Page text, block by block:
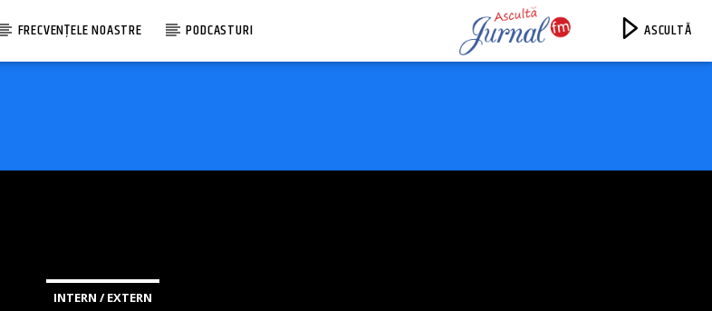
FRECVENȚELE NOASTRE PODCASTURI ASCULTĂ
INTERN / EXTERN